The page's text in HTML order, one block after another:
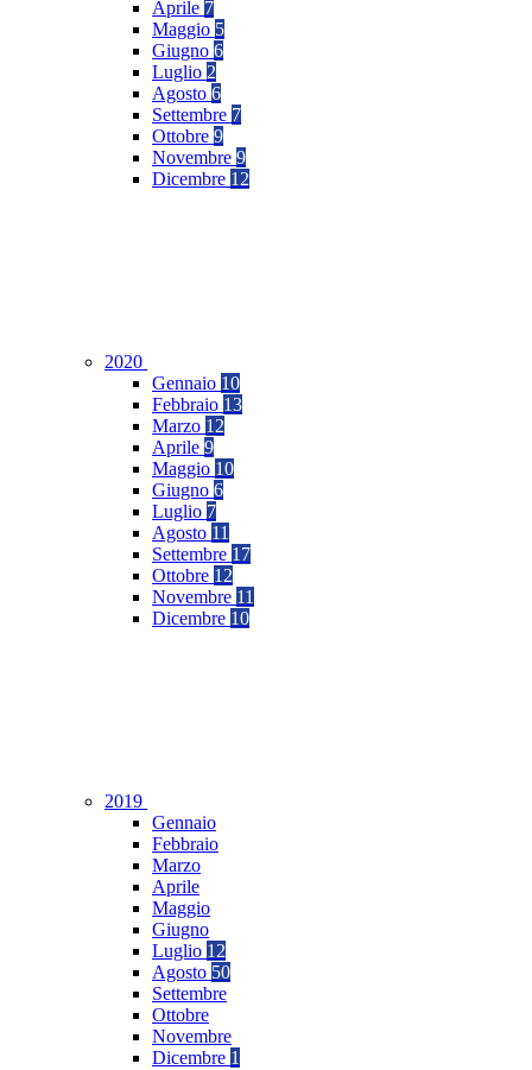
Aprile 7
Maggio 5
Giugno 6
Luglio 2
Agosto 6
Settembre 7
Ottobre 9
Novembre 9
Dicembre 12
2020
Gennaio 10
Febbraio 13
Marzo 12
Aprile 9
Maggio 10
Giugno 6
Luglio 7
Agosto 11
Settembre 17
Ottobre 12
Novembre 11
Dicembre 10
2019
Gennaio
Febbraio
Marzo
Aprile
Maggio
Giugno
Luglio 12
Agosto 50
Settembre
Ottobre
Novembre
Dicembre 1